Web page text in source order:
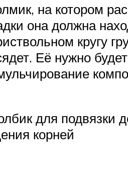
на котором
она должна
кругу
Её нужно будет
для подвязки
корней